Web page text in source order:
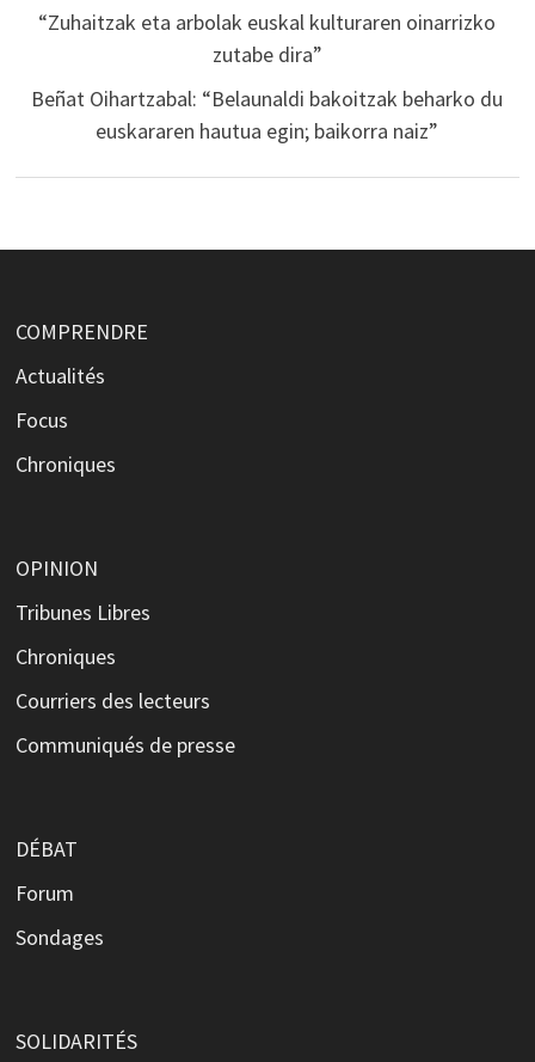
“Zuhaitzak eta arbolak euskal kulturaren oinarrizko
zutabe dira”
Beñat Oihartzabal: “Belaunaldi bakoitzak beharko du
euskararen hautua egin; baikorra naiz”
COMPRENDRE
Actualités
Focus
Chroniques
OPINION
Tribunes Libres
Chroniques
Courriers des lecteurs
Communiqués de presse
DÉBAT
Forum
Sondages
SOLIDARITÉS